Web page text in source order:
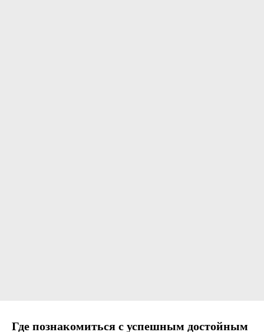
Где познакомиться с успешным достойным